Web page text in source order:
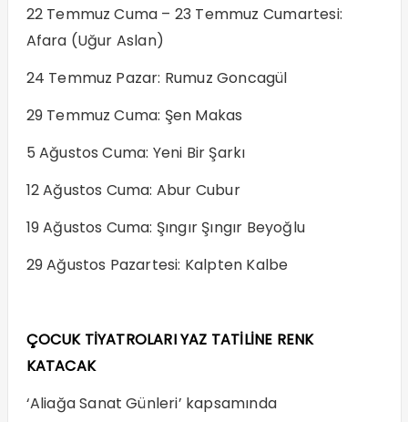
22 Temmuz Cuma – 23 Temmuz Cumartesi:
Afara (Uğur Aslan)
24 Temmuz Pazar: Rumuz Goncagül
29 Temmuz Cuma: Şen Makas
5 Ağustos Cuma: Yeni Bir Şarkı
12 Ağustos Cuma: Abur Cubur
19 Ağustos Cuma: Şıngır Şıngır Beyoğlu
29 Ağustos Pazartesi: Kalpten Kalbe
ÇOCUK TİYATROLARI YAZ TATİLİNE RENK
KATACAK
‘Aliağa Sanat Günleri’ kapsamında